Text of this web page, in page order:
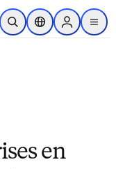
au contenu principal
Ouvrir la recherche
Sélecteur de
Sign in to
menu
en